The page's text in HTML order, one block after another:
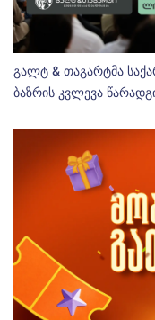
გალტ & თაგარტმა
ბაზრის კვლევა